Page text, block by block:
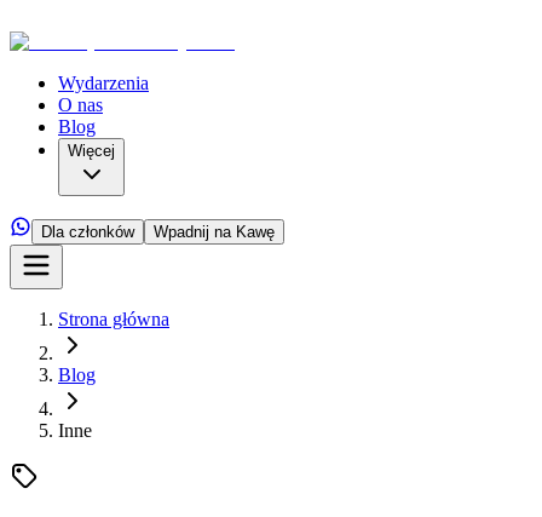
Wydarzenia
O nas
Blog
Więcej
Dla członków Wpadnij na Kawę
Strona główna
Blog
Inne